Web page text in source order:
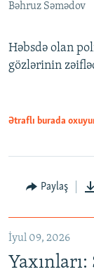
Bəhruz Səmədov
Həbsdə olan
gözlərinin
Ətraflı burada
Paylaş
İyul 09, 2026